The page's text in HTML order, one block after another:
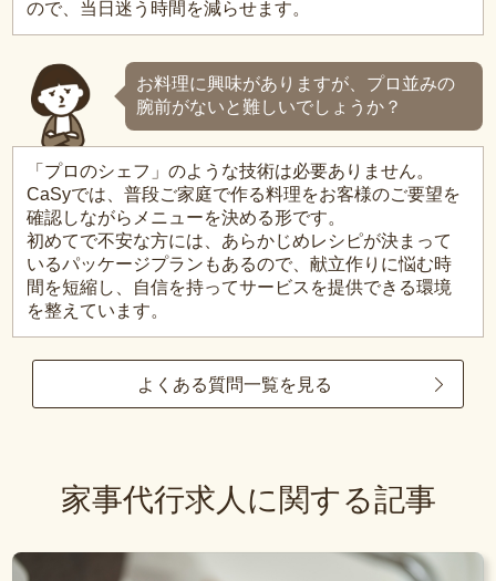
ので、当日迷う時間を減らせます。
お料理に興味がありますが、プロ並みの
腕前がないと難しいでしょうか？
「プロのシェフ」のような技術は必要ありません。
CaSyでは、普段ご家庭で作る料理をお客様のご要望を
確認しながらメニューを決める形です。
初めてで不安な方には、あらかじめレシピが決まって
いるパッケージプランもあるので、献立作りに悩む時
間を短縮し、自信を持ってサービスを提供できる環境
を整えています。
よくある質問一覧を見る
家事代行求人に関する記事